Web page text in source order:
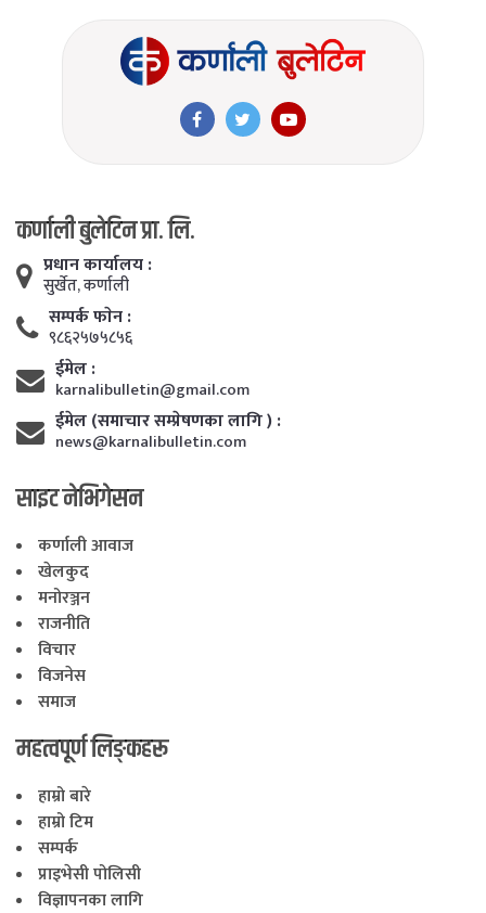
कर्णाली बुलेटिन प्रा. लि.
प्रधान कार्यालय :
सुर्खेत, कर्णाली
सम्पर्क फाेन :
९८६२५७५८५६
ईमेल :
karnalibulletin@gmail.com
ईमेल (समाचार सम्प्रेषणका लागि ) :
news@karnalibulletin.com
साइट नेभिगेसन
कर्णाली आवाज
खेलकुद
मनोरञ्जन
राजनीति
विचार
विजनेस
समाज
महत्वपूर्ण लिङ्कहरू
हाम्रो बारे
हाम्रो टिम
सम्पर्क
प्राइभेसी पोलिसी
विज्ञापनका लागि